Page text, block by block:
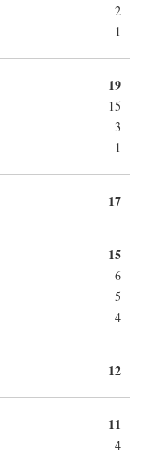
2
1
19
15
3
1
17
15
6
5
4
12
11
4